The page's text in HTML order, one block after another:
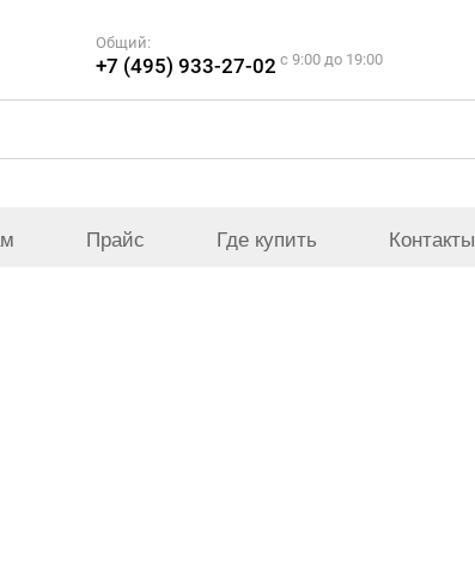
Общий:
+7 (495) 933-27-02 c 9:00 до 19:00
Прайс Где купить Контакты